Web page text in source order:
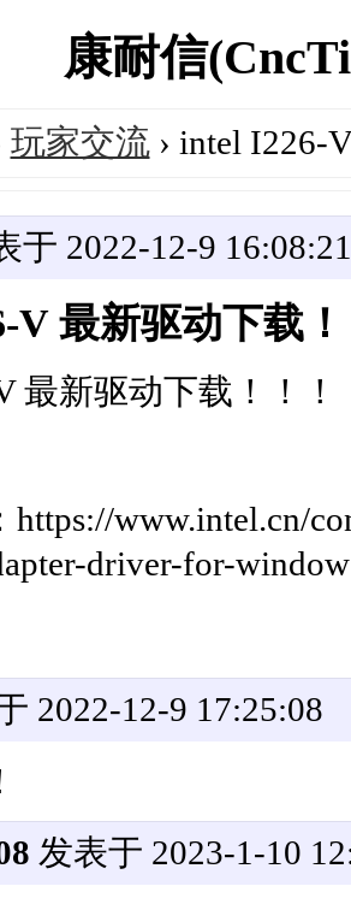
康耐信
玩家交流› intel I226-
于 2022-12-9 16:08:21
V 最新驱动下载
最新驱动下载！！！
www.intel.cn/
driver-for-
2022-12-9 17:25:08
发表于 2023-1-10